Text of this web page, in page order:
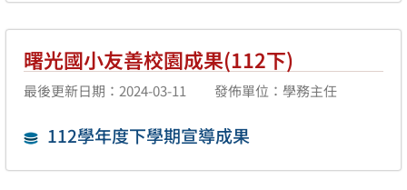
曙光國小友善校園成果(112下)
最後更新日期：2024-03-11 發佈單位：學務主任
112學年度下學期宣導成果